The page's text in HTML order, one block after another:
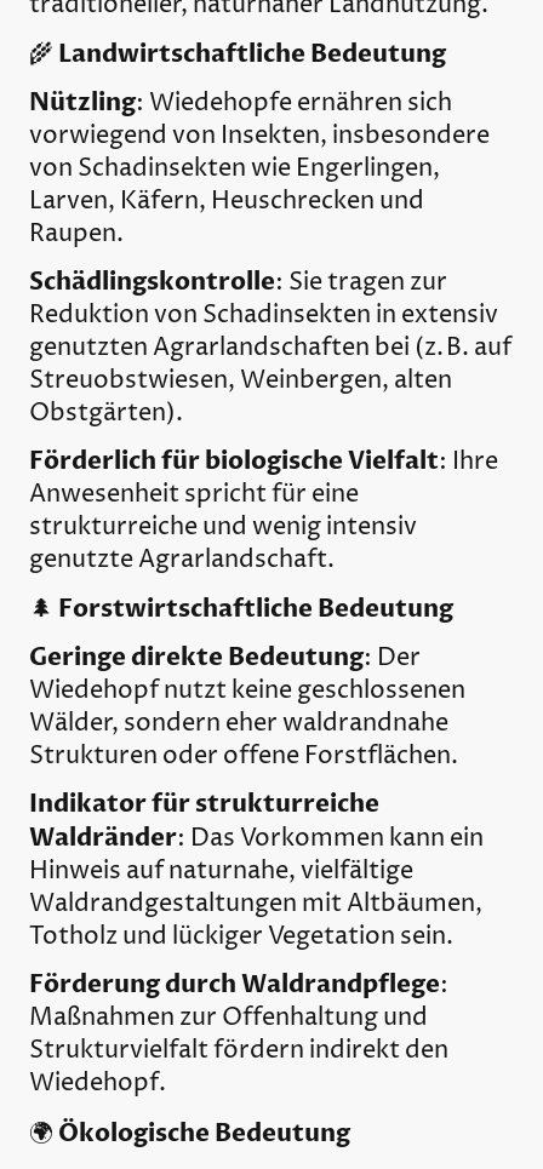
🌾 Landwirtschaftliche Bedeutung
Nützling: Wiedehopfe ernähren sich
vorwiegend von Insekten, insbesondere
von Schadinsekten wie Engerlingen,
Larven, Käfern, Heuschrecken und
Raupen.
Schädlingskontrolle: Sie tragen zur
Reduktion von Schadinsekten in extensiv
genutzten Agrarlandschaften bei (z. B. auf
Streuobstwiesen, Weinbergen, alten
Obstgärten).
Förderlich für biologische Vielfalt: Ihre
Anwesenheit spricht für eine
strukturreiche und wenig intensiv
genutzte Agrarlandschaft.
🌲 Forstwirtschaftliche Bedeutung
Geringe direkte Bedeutung: Der
Wiedehopf nutzt keine geschlossenen
Wälder, sondern eher waldrandnahe
Strukturen oder offene Forstflächen.
Indikator für strukturreiche
Waldränder: Das Vorkommen kann ein
Hinweis auf naturnahe, vielfältige
Waldrandgestaltungen mit Altbäumen,
Totholz und lückiger Vegetation sein.
Förderung durch Waldrandpflege:
Maßnahmen zur Offenhaltung und
Strukturvielfalt fördern indirekt den
Wiedehopf.
🌍 Ökologische Bedeutung